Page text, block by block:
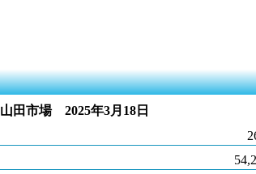
山田市場
2025年3月18日